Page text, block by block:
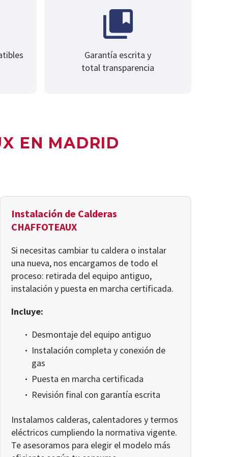
Garantía escrita y
total transparencia
EN MADRID
Instalación de Calderas
CHAFFOTEAUX
Si necesitas cambiar tu caldera o instalar
una nueva, nos encargamos de todo el
proceso: retirada del equipo antiguo,
instalación y puesta en marcha certificada.
Incluye:
Desmontaje del equipo antiguo
Instalación completa y conexión de
gas
Puesta en marcha certificada
Revisión final con garantía escrita
Instalamos calderas, calentadores y termos
eléctricos cumpliendo la normativa vigente.
Te asesoramos para elegir el modelo más